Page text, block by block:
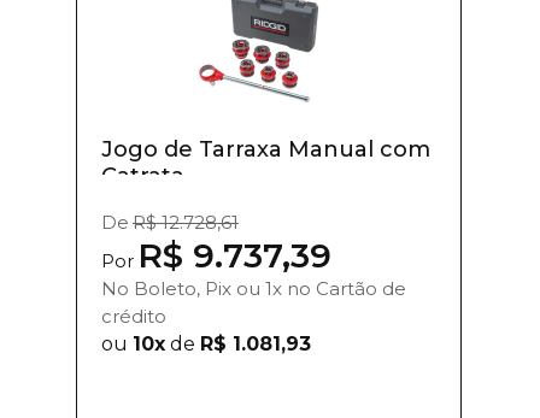
Jogo de Tarraxa Manual com
Catrata -...
De R$ 12.728,61
Por R$ 9.737,39
No Boleto, Pix ou 1x no Cartão de
crédito
ou 10x de R$ 1.081,93